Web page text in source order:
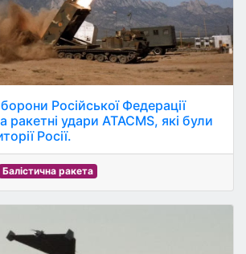
Російської Федерації
ракетні удари ATACMS, які були
Росії.
Балістична ракета